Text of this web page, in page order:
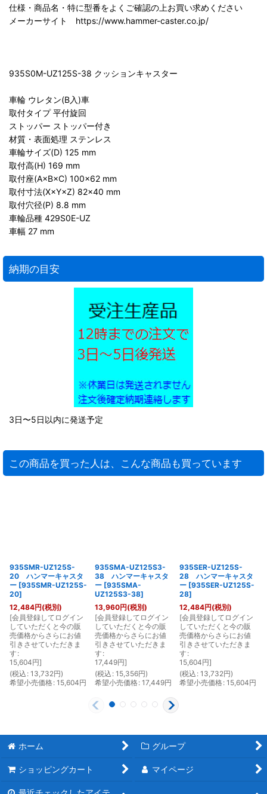
仕様・商品名・特に型番をよくご確認の上お買い求めください
メーカーサイト https://www.hammer-caster.co.jp/
935S0M-UZ125S-38 クッションキャスター
車輪 ウレタン(B入)車
取付タイプ 平付旋回
ストッパー ストッパー付き
材質・表面処理 ステンレス
車輪サイズ(D) 125 mm
取付高(H) 169 mm
取付座(A×B×C) 100×62 mm
取付寸法(X×Y×Z) 82×40 mm
取付穴径(P) 8.8 mm
車輪品種 429S0E-UZ
車幅 27 mm
納期の目安
3日〜5日以内に発送予定
この商品を買った人は、こんな商品も買っています
935SMR-UZ125S-
20 ハンマーキャスタ
ー [935SMR-UZ125S-
20]
12,484円(税別)
[会員登録してログイン
していただくと今の販
売価格からさらにお値
引きさせていただきま
す :
15,604円]
(税込 : 13,732円)
希望小売価格: 15,604円
935SMA-UZ125S3-
38 ハンマーキャスタ
ー [935SMA-
UZ125S3-38]
13,960円(税別)
[会員登録してログイン
していただくと今の販
売価格からさらにお値
引きさせていただきま
す :
17,449円]
(税込 : 15,356円)
希望小売価格: 17,449円
935SER-UZ125S-
28 ハンマーキャスタ
ー [935SER-UZ125S-
28]
12,484円(税別)
[会員登録してログイン
していただくと今の販
売価格からさらにお値
引きさせていただきま
す :
15,604円]
(税込 : 13,732円)
希望小売価格: 15,604円
ホーム グループ
ショッピングカート マイページ